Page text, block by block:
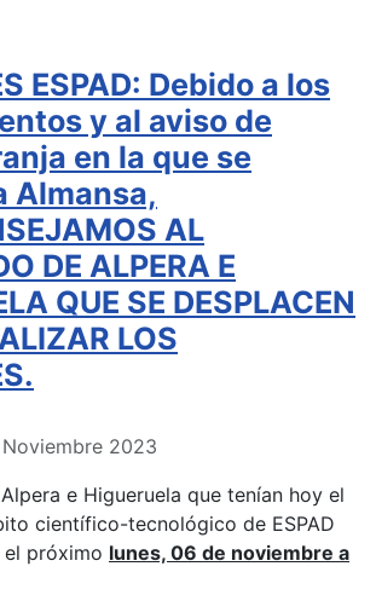
ESPAD: Debido a los
y al aviso de
en la que se
Almansa,
AL
DE ALPERA E
QUE SE DESPLACEN
LOS
2023
e Higueruela que tenían hoy el
científico-tecnológico de ESPAD
próximo lunes, 06 de noviembre a